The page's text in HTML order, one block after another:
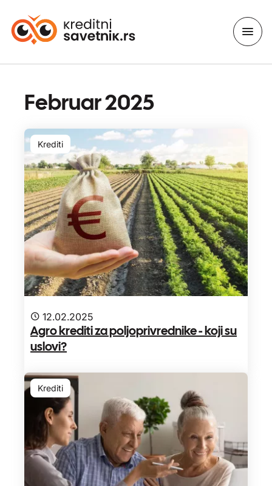
Februar 2025
Krediti
12.02.2025
Agro krediti za poljoprivrednike - koji su
uslovi?
Krediti